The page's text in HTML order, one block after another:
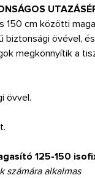
150 cm közötti
biztonsági övével,
megkönnyítik a
övvel.
125-150
számára alkalmas